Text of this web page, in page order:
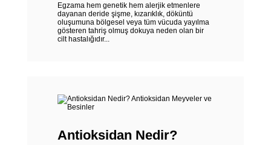
Egzama hem genetik hem alerjik etmenlere
dayanan deride şişme, kızarıklık, döküntü
oluşumuna bölgesel veya tüm vücuda yayılma
gösteren tahriş olmuş dokuya neden olan bir
cilt hastalığıdır...
Antioksidan Nedir?